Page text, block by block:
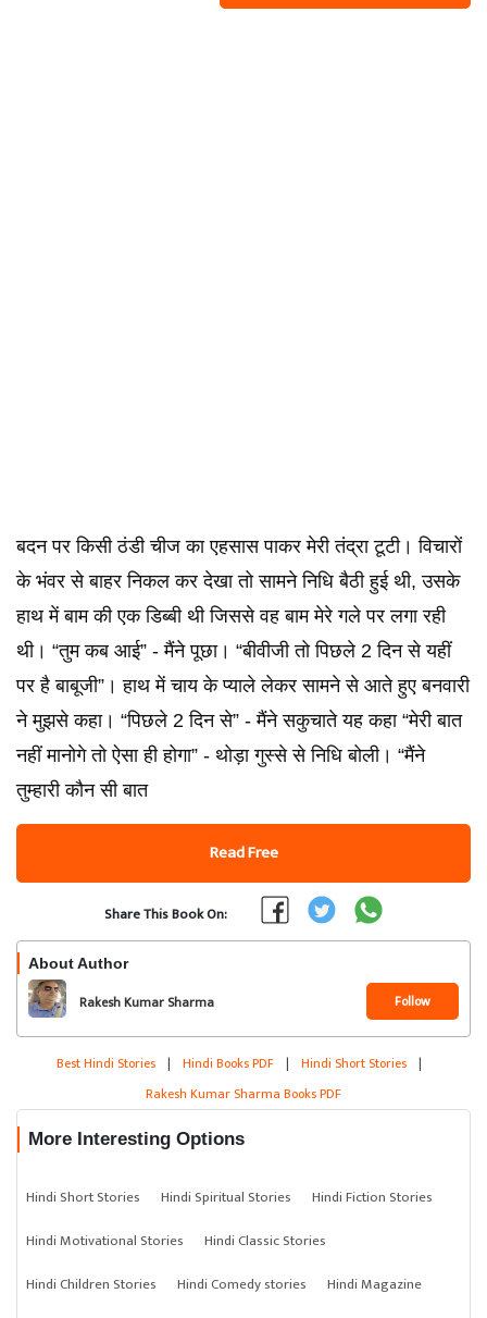
बदन पर किसी ठंडी चीज का एहसास पाकर मेरी तंद्रा टूटी। विचारों
के भंवर से बाहर निकल कर देखा तो सामने निधि बैठी हुई थी, उसके
हाथ में बाम की एक डिब्बी थी जिससे वह बाम मेरे गले पर लगा रही
थी। “तुम कब आई” - मैंने पूछा। “बीवीजी तो पिछले 2 दिन से यहीं
पर है बाबूजी”। हाथ में चाय के प्याले लेकर सामने से आते हुए बनवारी
ने मुझसे कहा। “पिछले 2 दिन से” - मैंने सकुचाते यह कहा “मेरी बात
नहीं मानोगे तो ऐसा ही होगा” - थोड़ा गुस्से से निधि बोली। “मैंने
तुम्हारी कौन सी बात
Read Free
Share This Book On:
About Author
Rakesh Kumar Sharma Follow
Best Hindi Stories | Hindi Books PDF | Hindi Short Stories |
Rakesh Kumar Sharma Books PDF
More Interesting Options
Hindi Short Stories Hindi Spiritual Stories
Hindi Fiction Stories
Hindi Motivational Stories
Hindi Classic Stories
Hindi Children Stories
Hindi Comedy stories
Hindi Magazine